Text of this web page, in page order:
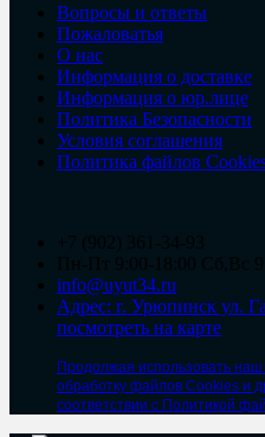
Вопросы и ответы
Пожаловатья
О нас
Информация о доставке
Информация о юр.лице
Политика Безопасности
Условия соглашения
Политика файлов
info@uyut34.ru
Адрес: г. Урюпинск ул.
посмотреть на карте
Продолжая использовать наш
обработку файлов Cookies и
соответствии с Политикой